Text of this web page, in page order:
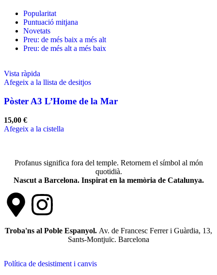
Popularitat
Puntuació mitjana
Novetats
Preu: de més baix a més alt
Preu: de més alt a més baix
Vista ràpida
Afegeix a la llista de desitjos
Pòster A3 L’Home de la Mar
15,00 €
Afegeix a la cistella
Profanus significa fora del temple. Retornem el símbol al món
quotidià.
Nascut a Barcelona. Inspirat en la memòria de Catalunya.
Troba'ns al Poble Espanyol. Av. de Francesc Ferrer i Guàrdia, 13,
Sants-Montjuïc. Barcelona
Política de desistiment i canvis